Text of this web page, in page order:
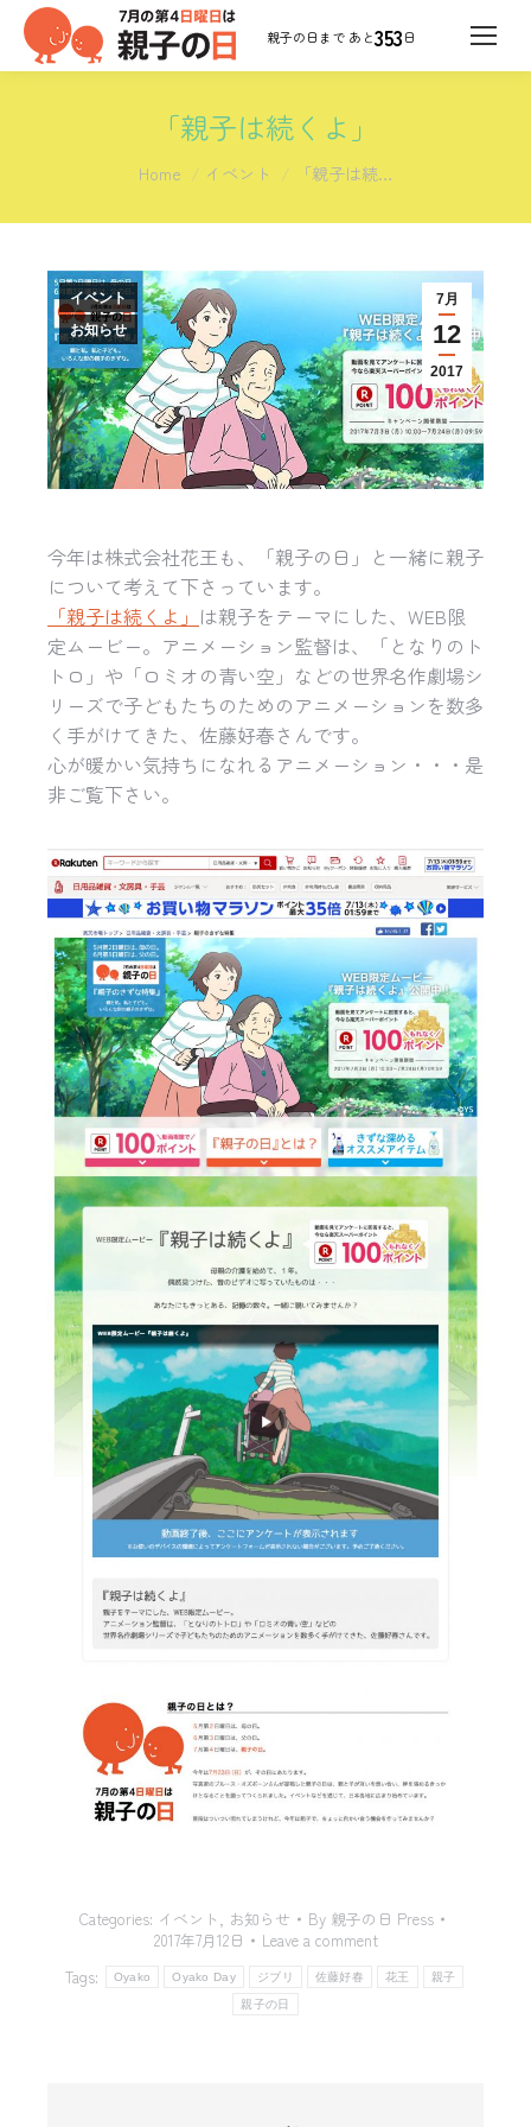
353日
「親子は続くよ」
You are here:
Home イベント 「親子は続…
7月
12
2017
イベント
お知らせ
今年は株式会社花王も、「親子の日」 と一緒に親子
について考えて下さっています。
「親子は続くよ」 は親子をテーマにした、WEB限
定ムービー。アニメーション監督は、「となりのト
トロ」や「ロミオの青い空」な どの世界名作劇場シ
リーズで子どもたちのためのアニメーションを数多
く手がけてきた、佐藤好春さんです。
心が暖かい気持ちになれるアニメーション・・・是
非ご覧下さい。
Categories: イベント , お知らせ By 親子の日 Press
2017年7月12日
Leave a comment
Tags:
Oyako Oyako Day ジブリ 佐藤好春 花王 親子
親子の日